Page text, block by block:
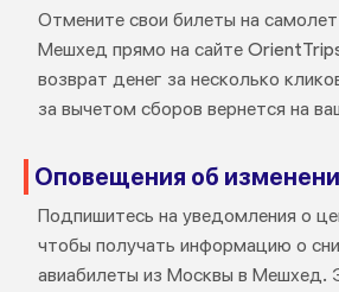
Отмените свои билеты на
Мешхед прямо на сайте
возврат денег за несколько
за вычетом сборов вернется на
Оповещения об
Подпишитесь на уведомления о
чтобы получать информацию о
авиабилеты из Москвы в Мешхед.